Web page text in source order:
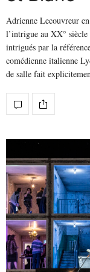
Adrienne Lecouvreur
l’intrigue au XX° siècle
intrigués par la
comédienne italienne
de salle fait